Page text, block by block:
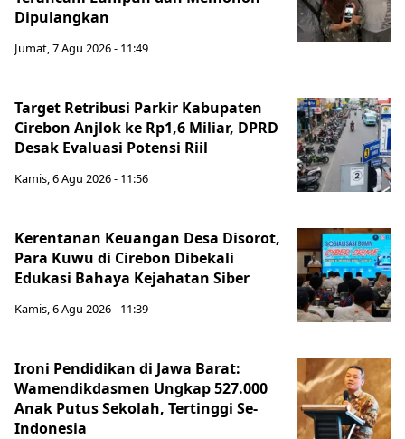
Dipulangkan
Jumat, 7 Agu 2026 - 11:49
Target Retribusi Parkir Kabupaten
Cirebon Anjlok ke Rp1,6 Miliar, DPRD
Desak Evaluasi Potensi Riil
Kamis, 6 Agu 2026 - 11:56
Kerentanan Keuangan Desa Disorot,
Para Kuwu di Cirebon Dibekali
Edukasi Bahaya Kejahatan Siber
Kamis, 6 Agu 2026 - 11:39
Ironi Pendidikan di Jawa Barat:
Wamendikdasmen Ungkap 527.000
Anak Putus Sekolah, Tertinggi Se-
Indonesia